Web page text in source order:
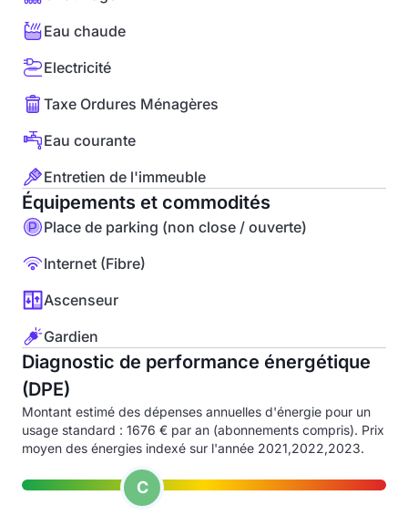
Eau chaude
Electricité
Taxe Ordures Ménagères
Eau courante
Entretien de l'immeuble
Équipements et commodités
Place de parking (non close / ouverte)
Internet (Fibre)
Ascenseur
Gardien
Diagnostic de performance énergétique
(DPE)
Montant estimé des dépenses annuelles d'énergie pour un
usage standard : 1676 € par an (abonnements compris). Prix
moyen des énergies indexé sur l'année 2021,2022,2023.
C